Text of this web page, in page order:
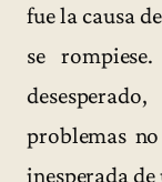
fue la causa
se
problemas
inesperada